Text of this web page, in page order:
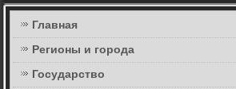
Главная
Регионы и города
Государство